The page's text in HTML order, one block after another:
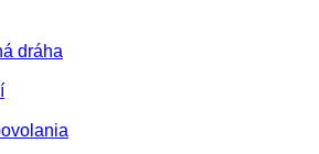
dráha